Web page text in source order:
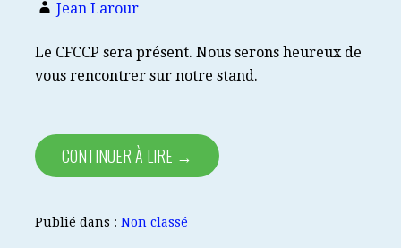
Jean Larour
Le CFCCP sera présent. Nous serons heureux de
vous rencontrer sur notre stand.
CONTINUER À LIRE →
Publié dans : Non classé